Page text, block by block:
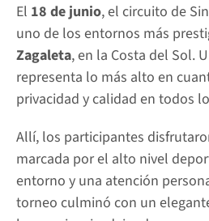
El 18 de junio, el circuito de
uno de los entornos más
Zagaleta, en la Costa del Sol.
representa lo más alto en
privacidad y calidad en todos
Allí, los participantes
marcada por el alto nivel
entorno y una atención
torneo culminó con un